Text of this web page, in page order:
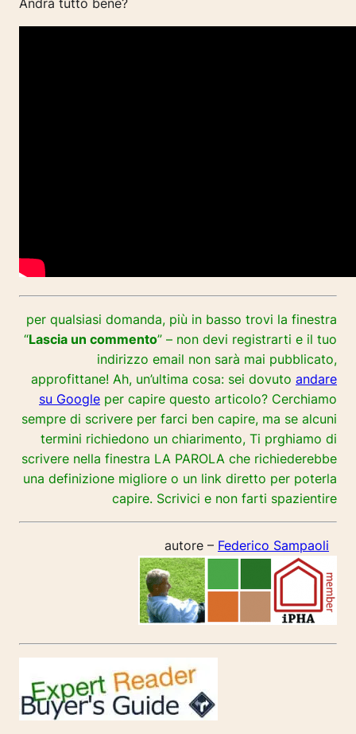
Andrà tutto bene?
per qualsiasi domanda, più in basso trovi la finestra
“Lascia un commento” – non devi registrarti e il tuo
indirizzo email non sarà mai pubblicato,
approfittane! Ah, un’ultima cosa: sei dovuto andare
su Google per capire questo articolo? Cerchiamo
sempre di scrivere per farci ben capire, ma se alcuni
termini richiedono un chiarimento, Ti prghiamo di
scrivere nella finestra LA PAROLA che richiederebbe
una definizione migliore o un link diretto per poterla
capire. Scrivici e non farti spazientire
autore – Federico Sampaoli